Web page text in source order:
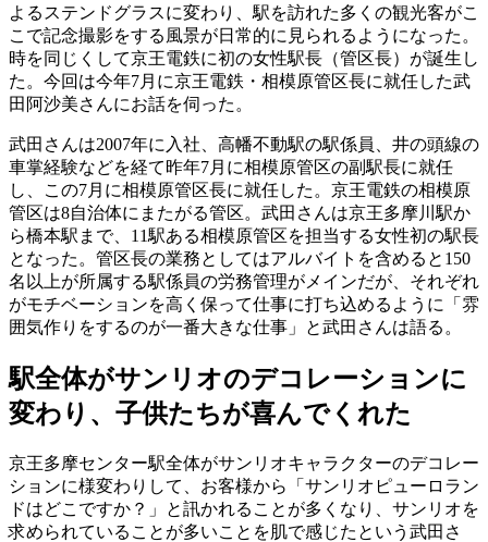
よるステンドグラスに変わり、駅を訪れた多くの観光客がこ
こで記念撮影をする風景が日常的に見られるようになった。
時を同じくして京王電鉄に初の女性駅長（管区長）が誕生し
た。今回は今年7月に京王電鉄・相模原管区長に就任した武
田阿沙美さんにお話を伺った。
武田さんは2007年に入社、高幡不動駅の駅係員、井の頭線の
車掌経験などを経て昨年7月に相模原管区の副駅長に就任
し、この7月に相模原管区長に就任した。京王電鉄の相模原
管区は8自治体にまたがる管区。武田さんは京王多摩川駅か
ら橋本駅まで、11駅ある相模原管区を担当する女性初の駅長
となった。管区長の業務としてはアルバイトを含めると150
名以上が所属する駅係員の労務管理がメインだが、それぞれ
がモチベーションを高く保って仕事に打ち込めるように「雰
囲気作りをするのが一番大きな仕事」と武田さんは語る。
駅全体がサンリオのデコレーションに
変わり、子供たちが喜んでくれた
京王多摩センター駅全体がサンリオキャラクターのデコレー
ションに様変わりして、お客様から「サンリオピューロラン
ドはどこですか？」と訊かれることが多くなり、サンリオを
求められていることが多いことを肌で感じたという武田さ